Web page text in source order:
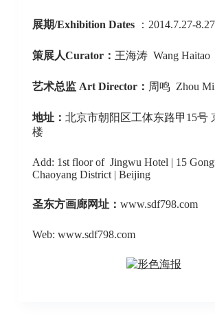
展期/Exhibition Dates：2014.7.27-8.27
策展人Curator： 王海涛 Wang Haitao
艺术总监 Art Director： 周鸣 Zhou
地址： 北京市朝阳区工体东路甲15号
楼
Add: 1st floor of Jingwu Hotel | 15
Chaoyang District | Beijing
圣东方画廊网址： www.sdf798.com
Web: www.sdf798.com